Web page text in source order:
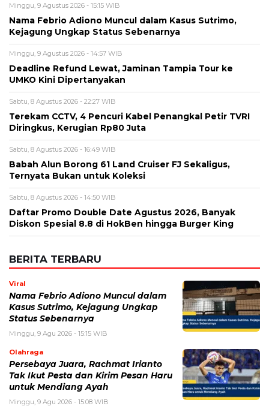
Minggu, 9 Agustus 2026 - 15:15 WIB
Nama Febrio Adiono Muncul dalam Kasus Sutrimo,
Kejagung Ungkap Status Sebenarnya
Minggu, 9 Agustus 2026 - 14:57 WIB
Deadline Refund Lewat, Jaminan Tampia Tour ke
UMKO Kini Dipertanyakan
Sabtu, 8 Agustus 2026 - 22:27 WIB
Terekam CCTV, 4 Pencuri Kabel Penangkal Petir TVRI
Diringkus, Kerugian Rp80 Juta
Sabtu, 8 Agustus 2026 - 16:49 WIB
Babah Alun Borong 61 Land Cruiser FJ Sekaligus,
Ternyata Bukan untuk Koleksi
Sabtu, 8 Agustus 2026 - 14:50 WIB
Daftar Promo Double Date Agustus 2026, Banyak
Diskon Spesial 8.8 di HokBen hingga Burger King ‎
BERITA TERBARU
Viral
Nama Febrio Adiono Muncul dalam
Kasus Sutrimo, Kejagung Ungkap
Status Sebenarnya
Minggu, 9 Agu 2026 - 15:15 WIB
Olahraga
Persebaya Juara, Rachmat Irianto
Tak Ikut Pesta dan Kirim Pesan Haru
untuk Mendiang Ayah
Minggu, 9 Agu 2026 - 15:08 WIB